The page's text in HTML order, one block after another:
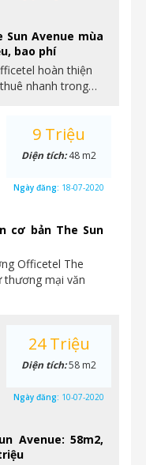
Avenue mùa
bao phí
hoàn thiện
nhanh trong…
cơ bản The Sun
Officetel The
thương mại văn
9 Triệu
Diện tích:48 m2
Ngày đăng: 18-07-2020
Avenue: 58m2,
24 Triệu
Diện tích:58 m2
Ngày đăng: 10-07-2020